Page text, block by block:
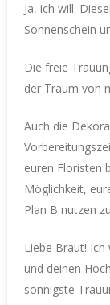
Ja, ich will.
Sonnenschein
Die freie
der Traum von
Auch die
euren Floristen
Möglichkeit,
Plan B nutzen
Liebe Braut! Ich
und deinen
sonnigste